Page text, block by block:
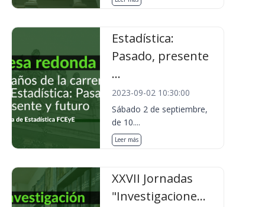
Estadística:
Pasado, presente
...
2023-09-02 10:30:00
Sábado 2 de septiembre,
de 10....
Leer más
XXVII Jornadas
"Investigacione...